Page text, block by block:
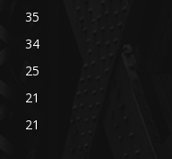
35
34
25
21
21